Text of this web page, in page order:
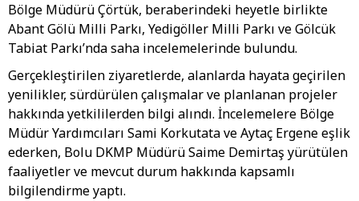
Bölge Müdürü Çörtük, beraberindeki heyetle birlikte
Abant Gölü Milli Parkı, Yedigöller Milli Parkı ve Gölcük
Tabiat Parkı’nda saha incelemelerinde bulundu.
Gerçekleştirilen ziyaretlerde, alanlarda hayata geçirilen
yenilikler, sürdürülen çalışmalar ve planlanan projeler
hakkında yetkililerden bilgi alındı. İncelemelere Bölge
Müdür Yardımcıları Sami Korkutata ve Aytaç Ergene eşlik
ederken, Bolu DKMP Müdürü Saime Demirtaş yürütülen
faaliyetler ve mevcut durum hakkında kapsamlı
bilgilendirme yaptı.